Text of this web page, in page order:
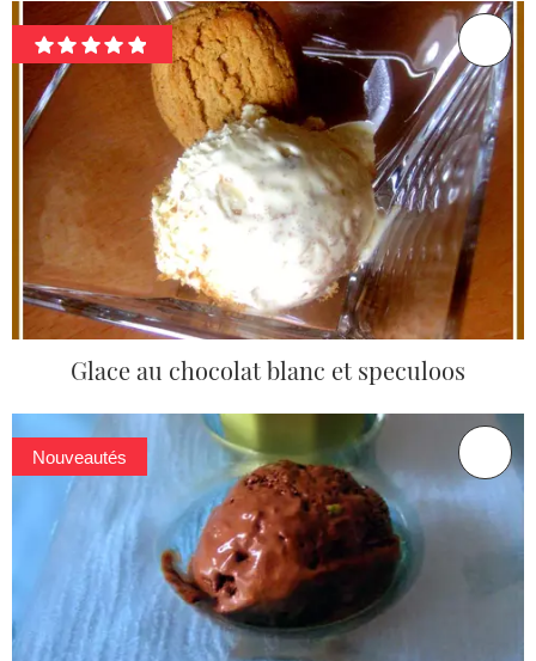
Glace au chocolat blanc et speculoos
Nouveautés